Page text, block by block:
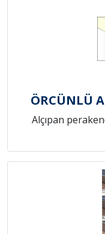
ÖRCÜNLÜ
Alçıpan